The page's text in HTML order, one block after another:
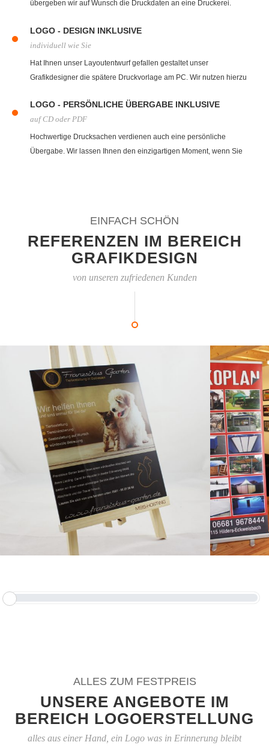
übergeben wir auf Wunsch die Druckdaten an eine Druckerei.
nach.
LOGO - DESIGN INKLUSIVE
individuell wie Sie
Hat Ihnen unser Layoutentwurf gefallen gestaltet unser
Grafikdesigner die spätere Druckvorlage am PC. Wir nutzen hierzu
LOGO - PERSÖNLICHE ÜBERGABE INKLUSIVE
auf CD oder PDF
Hochwertige Drucksachen verdienen auch eine persönliche
Übergabe. Wir lassen Ihnen den einzigartigen Moment, wenn Sie
EINFACH SCHÖN
REFERENZEN IM BEREICH
GRAFIKDESIGN
von unseren zufriedenen Kunden
ALLES ZUM FESTPREIS
UNSERE ANGEBOTE IM
BEREICH LOGOERSTELLUNG
alles aus einer Hand, ein Logo was in Erinnerung bleibt